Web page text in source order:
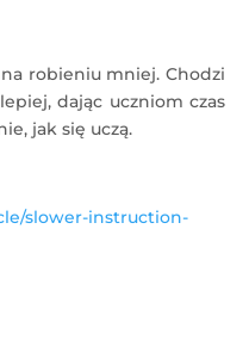
robieniu mniej. Chodzi
dając uczniom czas
jak się uczą.
slower-instruction-